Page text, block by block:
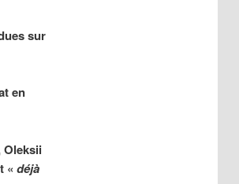
sur
en
Oleksii
« déjà